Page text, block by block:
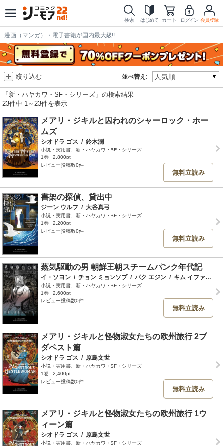
検索 はじめて カート ログイン 会員登録
漫画（マンガ）・電子書籍が国内最大級!!
並べ替え:
絞り込む
「新・ハヤカワ・SF・シリーズ」の検索結果
23件中 1～23件を表示
メアリ・ジキルと囚われのシャーロック・ホー
ムズ
シオドラ ゴス / 鈴木潤
小説・実用書、新・ハヤカワ・SF・シリーズ
1巻
2,800pt
レビュー投稿数0件
無料立読み
書架の探偵、貸出中
ジーン ウルフ / 大谷真弓
小説・実用書、新・ハヤカワ・SF・シリーズ
1巻
2,200pt
レビュー投稿数0件
無料立読み
蒸気駆動の男 朝鮮王朝スチームパンク年代記
イ・ソヨン / チョン ミョンソプ / パク エジン / キム イファン
小説・実用書、新・ハヤカワ・SF・シリーズ
1巻
2,600pt
レビュー投稿数0件
無料立読み
メアリ・ジキルと怪物淑女たちの欧州旅行 2ブ
ダペスト篇
シオドラ ゴス / 原島文世
小説・実用書、新・ハヤカワ・SF・シリーズ
1巻
2,400pt
レビュー投稿数0件
無料立読み
メアリ・ジキルと怪物淑女たちの欧州旅行 1ウ
ィーン篇
シオドラ ゴス / 原島文世
小説・実用書、新・ハヤカワ・SF・シリーズ